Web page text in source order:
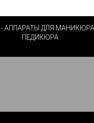
- АППАРАТЫ ДЛЯ
ПЕДИКЮРА